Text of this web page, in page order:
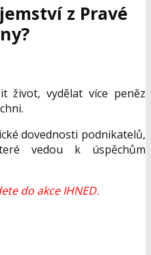
z Pravé
život, vydělat více peněz
dovednosti podnikatelů,
vedou k úspěchům
do akce IHNED.